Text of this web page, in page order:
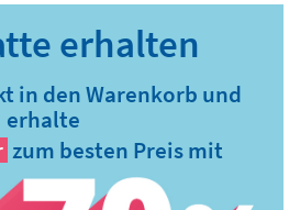
in den Warenkorb und
erhalte
zum besten Preis mit